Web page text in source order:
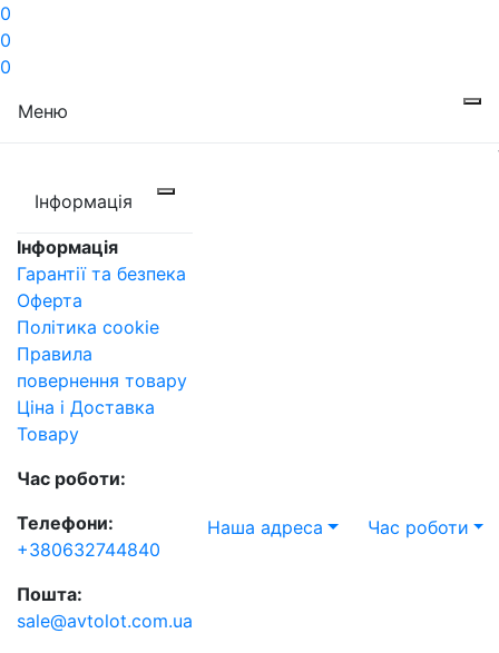
0
0
0
Меню
Інформація
Інформація
Гарантії та безпека
Оферта
Політика cookie
Правила
повернення товару
Ціна і Доставка
Товару
Час роботи:
Телефони:
+380632744840
Пошта:
sale@avtolot.com.ua
Наша адреса Час роботи